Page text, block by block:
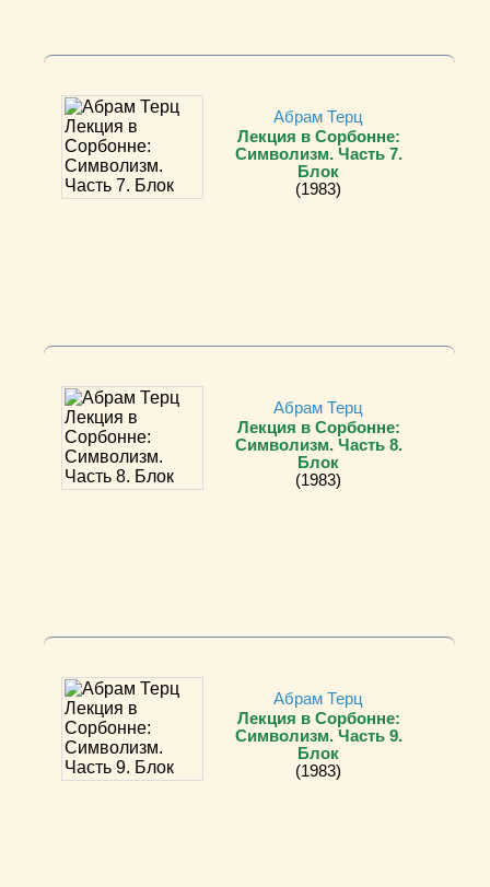
Абрам Терц
Лекция в Сорбонне:
Символизм. Часть 7.
Блок
(1983)
Абрам Терц
Лекция в Сорбонне:
Символизм. Часть 8.
Блок
(1983)
Абрам Терц
Лекция в Сорбонне:
Символизм. Часть 9.
Блок
(1983)